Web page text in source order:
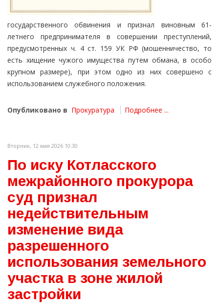
государственного обвинения и признал виновным 61-
летнего предпринимателя в совершении преступлений,
предусмотренных ч. 4 ст. 159 УК РФ (мошенничество, то
есть хищение чужого имущества путем обмана, в особо
крупном размере), при этом одно из них совершено с
использованием служебного положения.
Опубликовано в Прокуратура Подробнее ...
Вторник, 12 мая 2026 10:30
По иску Котласского
межрайонного прокурора
суд признал
недействительным
изменение вида
разрешенного
использования земельного
участка в зоне жилой
застройки